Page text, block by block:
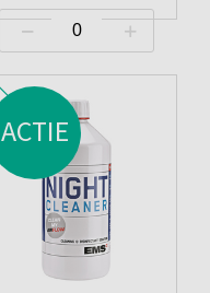
ACTIE